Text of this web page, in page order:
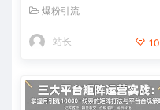
实现流量变现
爆粉引流
站长 10